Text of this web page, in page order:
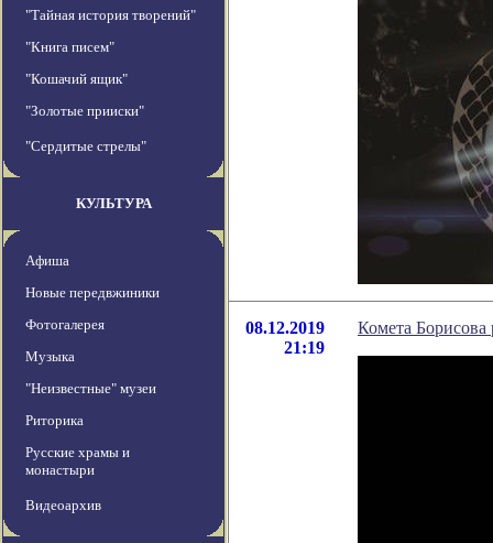
"Тайная история творений"
"Книга писем"
"Кошачий ящик"
"Золотые прииски"
"Сердитые стрелы"
КУЛЬТУРА
Афиша
Новые передвжиники
Фотогалерея
Музыка
"Неизвестные" музеи
Риторика
Русские храмы и
монастыри
Видеоархив
08.12.2019
21:19
Комета Борисова